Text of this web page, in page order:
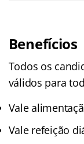
Benefícios
Todos os
válidos para
Vale
Vale refeição